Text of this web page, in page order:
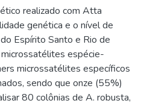
realizado com Atta
genética e o nível de
Espírito Santo e Rio de
espécie-
microssatélites específicos
sendo que onze (55%)
80 colônias de A. robusta,